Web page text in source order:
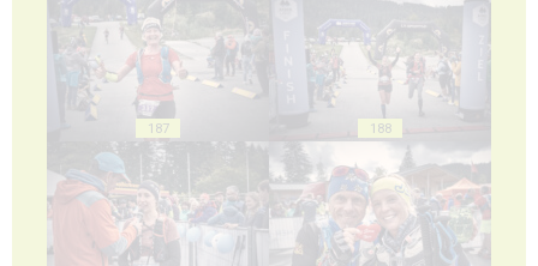
187 188